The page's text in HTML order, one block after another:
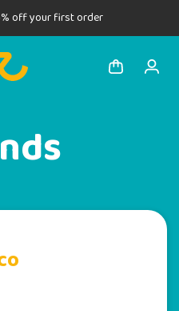
off your first order